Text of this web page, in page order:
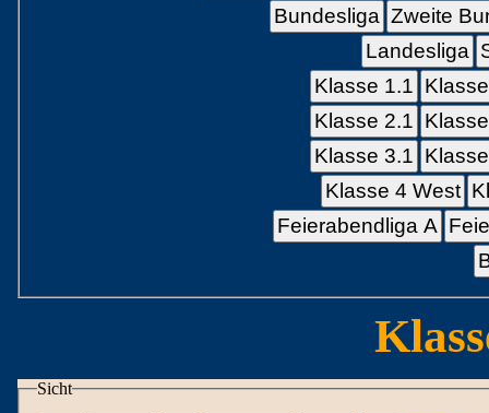
Bundesliga Zweite
Landesliga
Klasse 1.1
Klasse 2.1
Klasse 3.1
Klasse 4 West
Feierabendliga A
Sicht